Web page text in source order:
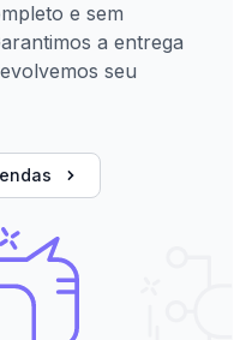
e sem
a entrega
seu